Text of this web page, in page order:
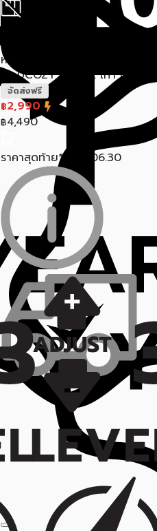
OSIM Thailand
หมอนนวดอเนกประสงค์ OSIM
รุ่น UCOZY DELITE เทา (สิน...
จัดส่งฟรี
฿2,990
฿4,490
ราคาสุดท้าย* 2,706.30